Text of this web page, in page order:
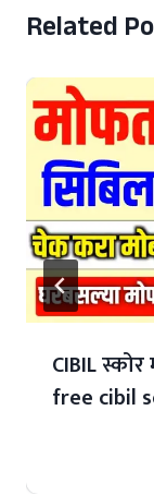
Related
CIBIL
free cibil